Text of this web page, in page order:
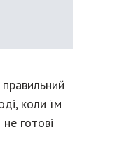
коли їм
готові